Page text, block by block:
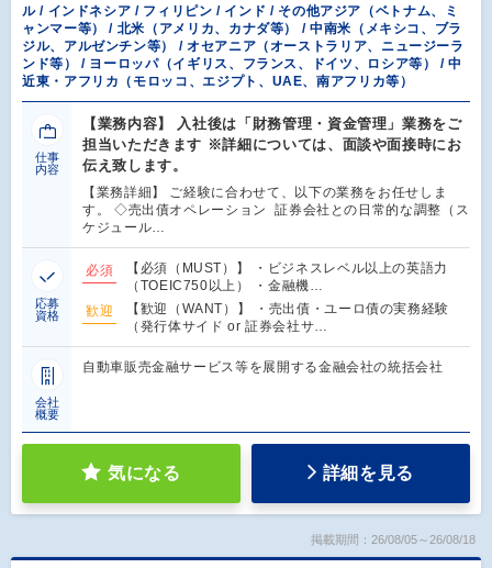
ル / インドネシア / フィリピン / インド / その他アジア（ベトナム、ミ
ャンマー等） / 北米（アメリカ、カナダ等） / 中南米（メキシコ、ブラ
ジル、アルゼンチン等） / オセアニア（オーストラリア、ニュージーラ
ンド等） / ヨーロッパ（イギリス、フランス、ドイツ、ロシア等） / 中
近東・アフリカ（モロッコ、エジプト、UAE、南アフリカ等）
仕事
内容
【業務内容】 入社後は「財務管理・資金管理」業務をご
担当いただきます ※詳細については、面談や面接時にお
伝え致します。
【業務詳細】 ご経験に合わせて、以下の業務をお任せしま
す。 ◇売出債オペレーション 証券会社との日常的な調整（ス
ケジュール…
応募
資格
必須
【必須（MUST）】 ・ビジネスレベル以上の英語力
（TOEIC750以上） ・金融機…
歓迎
【歓迎（WANT）】 ・売出債・ユーロ債の実務経験
（発行体サイド or 証券会社サ…
会社
概要
自動車販売金融サービス等を展開する金融会社の統括会社
気になる 詳細を見る
掲載期間：26/08/05～26/08/18